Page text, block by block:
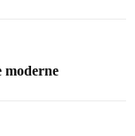
moderne